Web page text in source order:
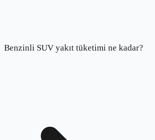
Benzinli SUV yakıt tüketimi ne kadar?